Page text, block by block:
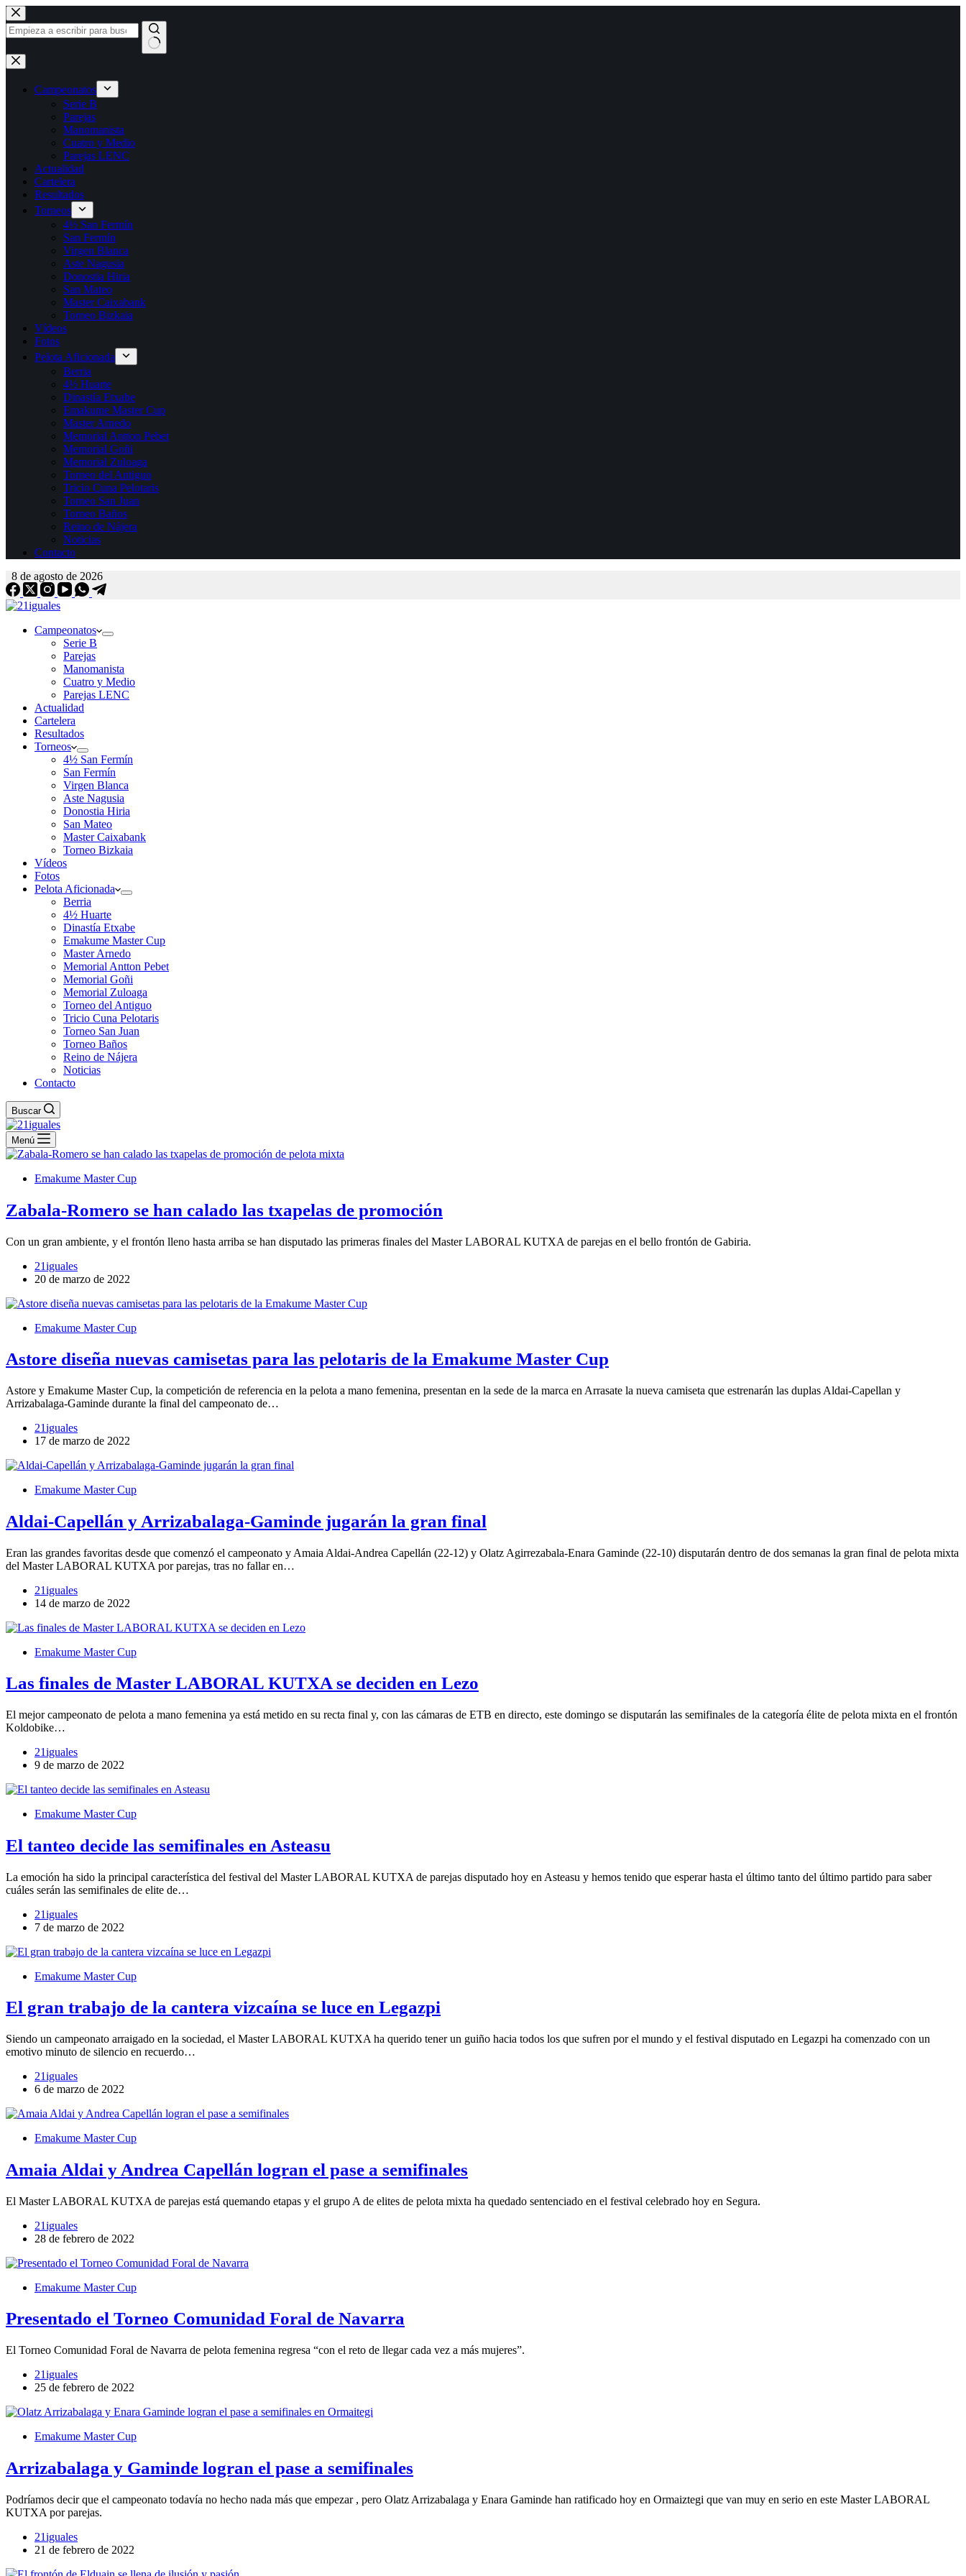
Saltar
al
contenido
Sin
resultados
Campeonatos
Serie B
Parejas
Manomanista
Cuatro y Medio
Parejas LENC
Actualidad
Cartelera
Resultados
Torneos
4½ San Fermín
San Fermín
Virgen Blanca
Aste Nagusia
Donostia Hiria
San Mateo
Master Caixabank
Torneo Bizkaia
Vídeos
Fotos
Pelota Aficionada
Berria
4½ Huarte
Dinastía Etxabe
Emakume Master Cup
Master Arnedo
Memorial Antton Pebet
Memorial Goñi
Memorial Zuloaga
Torneo del Antiguo
Tricio Cuna Pelotaris
Torneo San Juan
Torneo Baños
Reino de Nájera
Noticias
Contacto
8 de agosto de 2026
Campeonatos
Serie B
Parejas
Manomanista
Cuatro y Medio
Parejas LENC
Actualidad
Cartelera
Resultados
Torneos
4½ San Fermín
San Fermín
Virgen Blanca
Aste Nagusia
Donostia Hiria
San Mateo
Master Caixabank
Torneo Bizkaia
Vídeos
Fotos
Pelota Aficionada
Berria
4½ Huarte
Dinastía Etxabe
Emakume Master Cup
Master Arnedo
Memorial Antton Pebet
Memorial Goñi
Memorial Zuloaga
Torneo del Antiguo
Tricio Cuna Pelotaris
Torneo San Juan
Torneo Baños
Reino de Nájera
Noticias
Contacto
Buscar
Menú
Emakume Master Cup
Zabala-Romero se han calado las txapelas de promoción
Con un gran ambiente, y el frontón lleno hasta arriba se han disputado las primeras finales del Master LABORAL KUTXA de parejas en el bello frontón de Gabiria.
21iguales
20 de marzo de 2022
Emakume Master Cup
Astore diseña nuevas camisetas para las pelotaris de la Emakume Master Cup
Astore y Emakume Master Cup, la competición de referencia en la pelota a mano femenina, presentan en la sede de la marca en Arrasate la nueva camiseta que estrenarán las duplas Aldai-Capellan y
Arrizabalaga-Gaminde durante la final del campeonato de…
21iguales
17 de marzo de 2022
Emakume Master Cup
Aldai-Capellán y Arrizabalaga-Gaminde jugarán la gran final
Eran las grandes favoritas desde que comenzó el campeonato y Amaia Aldai-Andrea Capellán (22-12) y Olatz Agirrezabala-Enara Gaminde (22-10) disputarán dentro de dos semanas la gran final de pelota mixta
del Master LABORAL KUTXA por parejas, tras no fallar en…
21iguales
14 de marzo de 2022
Emakume Master Cup
Las finales de Master LABORAL KUTXA se deciden en Lezo
El mejor campeonato de pelota a mano femenina ya está metido en su recta final y, con las cámaras de ETB en directo, este domingo se disputarán las semifinales de la categoría élite de pelota mixta en el frontón
Koldobike…
21iguales
9 de marzo de 2022
Emakume Master Cup
El tanteo decide las semifinales en Asteasu
La emoción ha sido la principal característica del festival del Master LABORAL KUTXA de parejas disputado hoy en Asteasu y hemos tenido que esperar hasta el último tanto del último partido para saber
cuáles serán las semifinales de elite de…
21iguales
7 de marzo de 2022
Emakume Master Cup
El gran trabajo de la cantera vizcaína se luce en Legazpi
Siendo un campeonato arraigado en la sociedad, el Master LABORAL KUTXA ha querido tener un guiño hacia todos los que sufren por el mundo y el festival disputado en Legazpi ha comenzado con un
emotivo minuto de silencio en recuerdo…
21iguales
6 de marzo de 2022
Emakume Master Cup
Amaia Aldai y Andrea Capellán logran el pase a semifinales
El Master LABORAL KUTXA de parejas está quemando etapas y el grupo A de elites de pelota mixta ha quedado sentenciado en el festival celebrado hoy en Segura.
21iguales
28 de febrero de 2022
Emakume Master Cup
Presentado el Torneo Comunidad Foral de Navarra
El Torneo Comunidad Foral de Navarra de pelota femenina regresa “con el reto de llegar cada vez a más mujeres”.
21iguales
25 de febrero de 2022
Emakume Master Cup
Arrizabalaga y Gaminde logran el pase a semifinales
Podríamos decir que el campeonato todavía no hecho nada más que empezar , pero Olatz Arrizabalaga y Enara Gaminde han ratificado hoy en Ormaiztegi que van muy en serio en este Master LABORAL
KUTXA por parejas.
21iguales
21 de febrero de 2022